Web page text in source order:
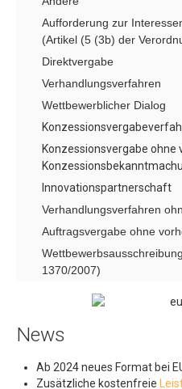
Datenfelder
Suchkriterien
Inhaltsverzeichnis
Kodierung
CPV Produktcodes
Länder Codes
NUTS-CODES
Art des Angebotes
Art des Dokuments
Art des Autrags
Aufforderung zur
(Artikel (5 (3b) der
Direktvergabe
Verhandlungsverfahren
Wettbewerblicher Dialog
Konzessionsvergabe ohne
Innovationspartnerschaft
Verhandlungsverfahren
Auftragsvergabe ohne
1370/2007)
News
Ab 2024 neues Format bei
Zusätzliche kostenfreie